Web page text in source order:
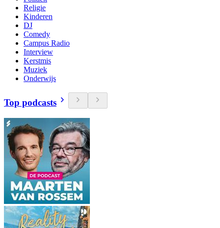
Religie
Kinderen
DJ
Comedy
Campus Radio
Interview
Kerstmis
Muziek
Onderwijs
Top podcasts